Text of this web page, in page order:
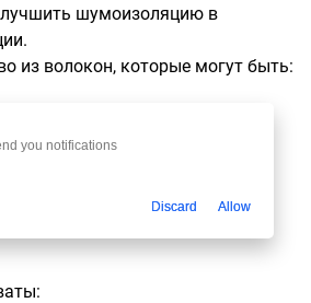
шумоизоляцию в
из волокон, которые могут быть:
you notifications
Discard Allow